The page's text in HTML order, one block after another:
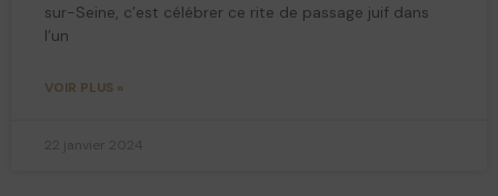
sur-Seine, c’est célébrer ce rite de passage juif dans
l’un
VOIR PLUS »
22 janvier 2024